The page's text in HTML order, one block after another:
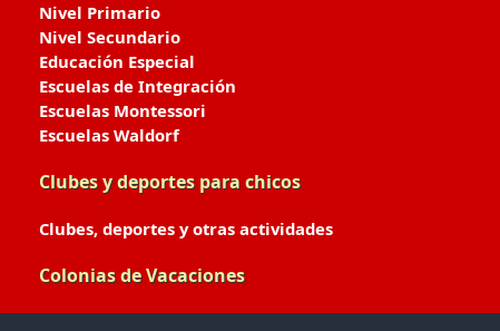
Nivel Primario
Nivel Secundario
Educación Especial
Escuelas de Integración
Escuelas Montessori
Escuelas Waldorf
Clubes y deportes para chicos
Clubes, deportes y otras actividades
Colonias de Vacaciones